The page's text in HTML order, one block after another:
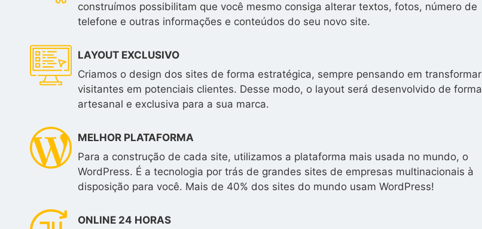
construímos possibilitam que você mesmo consiga alterar textos, fotos, número de
telefone e outras informações e conteúdos do seu novo site.
LAYOUT EXCLUSIVO
Criamos o design dos sites de forma estratégica, sempre pensando em transformar
visitantes em potenciais clientes. Desse modo, o layout será desenvolvido de forma
artesanal e exclusiva para a sua marca.
MELHOR PLATAFORMA
Para a construção de cada site, utilizamos a plataforma mais usada no mundo, o
WordPress. É a tecnologia por trás de grandes sites de empresas multinacionais à
disposição para você. Mais de 40% dos sites do mundo usam WordPress!
ONLINE 24 HORAS